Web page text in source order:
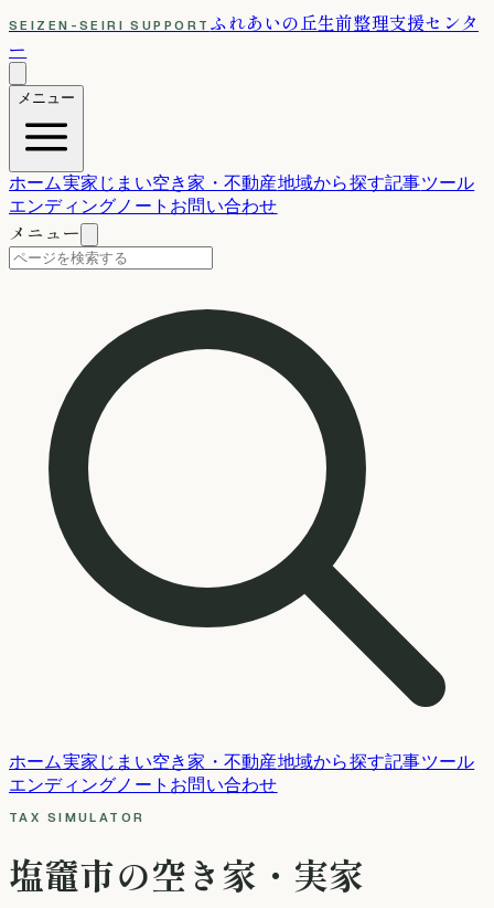
SEIZEN-SEIRI SUPPORT ふれあいの丘生前整理支援センタ
ー
メニュー
ホーム実家じまい空き家・不動産地域から探す記事ツール
エンディングノート お問い合わせ
メニュー
ホーム実家じまい空き家・不動産地域から探す記事ツール
エンディングノート お問い合わせ
TAX SIMULATOR
塩竈市の空き家・実家